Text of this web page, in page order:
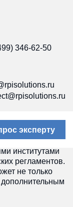
346-62-50
защита
от
эксперту
базах
списки
институтами
регламентов.
не только
дополнительным